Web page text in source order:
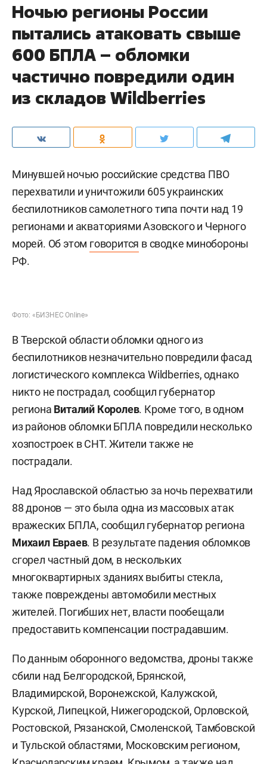
Ночью регионы России
пытались атаковать свыше
600 БПЛА – обломки
частично повредили один
из складов Wildberries
Минувшей ночью российские средства ПВО
перехватили и уничтожили 605 украинских
беспилотников самолетного типа почти над 19
регионами и акваториями Азовского и Черного
морей. Об этом говорится в сводке минобороны
РФ.
Фото: «БИЗНЕС Online»
В Тверской области обломки одного из
беспилотников незначительно повредили фасад
логистического комплекса Wildberries, однако
никто не пострадал, сообщил губернатор
региона Виталий Королев. Кроме того, в одном
из районов обломки БПЛА повредили несколько
хозпостроек в СНТ. Жители также не
пострадали.
Над Ярославской областью за ночь перехватили
88 дронов — это была одна из массовых атак
вражеских БПЛА, сообщил губернатор региона
Михаил Евраев. В результате падения обломков
сгорел частный дом, в нескольких
многоквартирных зданиях выбиты стекла,
также повреждены автомобили местных
жителей. Погибших нет, власти пообещали
предоставить компенсации пострадавшим.
По данным оборонного ведомства, дроны также
сбили над Белгородской, Брянской,
Владимирской, Воронежской, Калужской,
Курской, Липецкой, Нижегородской, Орловской,
Ростовской, Рязанской, Смоленской, Тамбовской
и Тульской областями, Московским регионом,